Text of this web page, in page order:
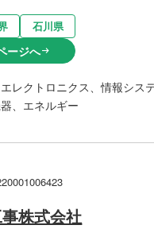
石川県
ージへarrow_right_alt
レクトロニクス、情報シス
、エネルギー
株式会社